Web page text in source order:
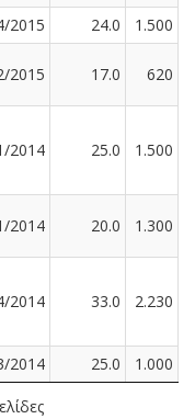
2015 24.0
1.500
2015 17.0 620
2014 25.0 1.500
2014 20.0 1.300
2014 33.0 2.230
2014 25.0 1.000